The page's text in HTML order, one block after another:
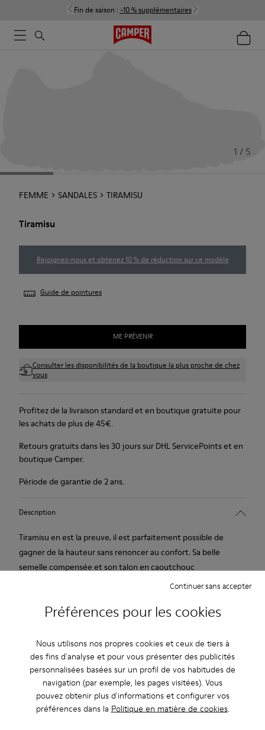
Préférences pour les cookies
Nous utilisons nos propres cookies et ceux de tiers à
des fins d'analyse et pour vous présenter des publicités
personnalisées basées sur un profil de vos habitudes de
navigation (par exemple, les pages visitées). Vous
pouvez obtenir plus d'informations et configurer vos
préférences dans la Politique en matière de cookies.
Continuer sans accepter
Fin de saison : -10 % supplémentaires
1 / 5
FEMME SANDALES TIRAMISU
Tiramisu
Rejoignez-nous et obtenez 10 % de réduction sur ce modèle
Guide de pointures
ME PRÉVENIR
Consulter les disponibilités de la boutique la plus proche de chez
vous
Profitez de la livraison standard et en boutique gratuite pour
les achats de plus de 45€.
Retours gratuits dans les 30 jours sur DHL ServicePoints et en
boutique Camper.
Période de garantie de 2 ans.
Description
Tiramisu en est la preuve, il est parfaitement possible de
gagner de la hauteur sans renoncer au confort. Sa belle
semelle compensée et son talon en caoutchouc
partiellement recouvert lui procurent de la stabilité, de
Caracteristiques
Hauteur talon: 7 cm.
Doublure : 100% Cuir de porc.
Entretien